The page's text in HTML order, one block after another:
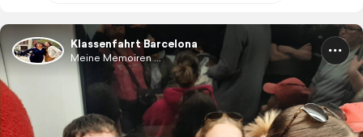
Klassenfahrt Barcelona
Meine Memoiren ...